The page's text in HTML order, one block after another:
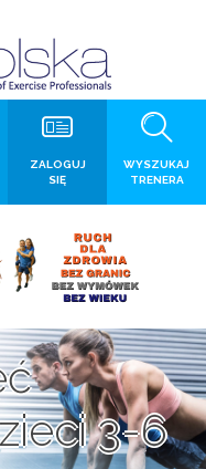
WYSZUKAJ
TRENERA
ZALOGUJ
SIĘ
3-6